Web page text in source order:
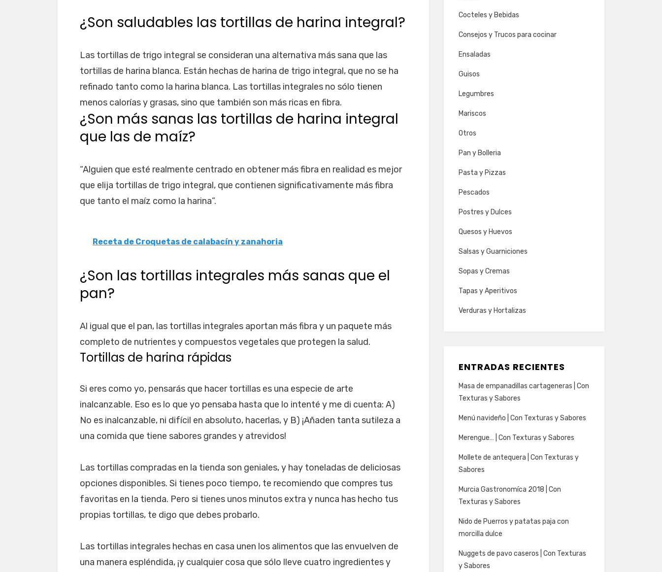
¿Son saludables las tortillas de harina integral?
Las tortillas de trigo integral se consideran una alternativa más sana que las
tortillas de harina blanca. Están hechas de harina de trigo integral, que no se ha
refinado tanto como la harina blanca. Las tortillas integrales no sólo tienen
menos calorías y grasas, sino que también son más ricas en fibra.
¿Son más sanas las tortillas de harina integral
que las de maíz?
“Alguien que esté realmente centrado en obtener más fibra en realidad es mejor
que elija tortillas de trigo integral, que contienen significativamente más fibra
que tanto el maíz como la harina”.
Receta de Croquetas de calabacín y zanahoria
¿Son las tortillas integrales más sanas que el
pan?
Al igual que el pan, las tortillas integrales aportan más fibra y un paquete más
completo de nutrientes y compuestos vegetales que protegen la salud.
Tortillas de harina rápidas
Si eres como yo, pensarás que hacer tortillas es una especie de arte
inalcanzable. Eso es lo que yo pensaba hasta que lo intenté y me di cuenta: A)
No es inalcanzable, ni difícil en absoluto, hacerlas, y B) ¡Añaden tanta sutileza a
una comida que tiene sabores grandes y atrevidos!
Las tortillas compradas en la tienda son geniales, y hay toneladas de deliciosas
opciones disponibles. Si tienes poco tiempo, te recomiendo que compres tus
favoritas en la tienda. Pero si tienes unos minutos extra y nunca has hecho tus
propias tortillas, te digo que debes probarlo.
Las tortillas integrales hechas en casa unen los alimentos que las envuelven de
una manera espléndida, ¡y cualquier cosa que sólo lleve cuatro ingredientes y
Cocteles y Bebidas
Consejos y Trucos para cocinar
Ensaladas
Guisos
Legumbres
Mariscos
Otros
Pan y Bolleria
Pasta y Pizzas
Pescados
Postres y Dulces
Quesos y Huevos
Salsas y Guarniciones
Sopas y Cremas
Tapas y Aperitivos
Verduras y Hortalizas
ENTRADAS RECIENTES
Masa de empanadillas cartageneras | Con
Texturas y Sabores
Menú navideño | Con Texturas y Sabores
Merengue… | Con Texturas y Sabores
Mollete de antequera | Con Texturas y
Sabores
Murcia Gastronomíca 2018 | Con
Texturas y Sabores
Nido de Puerros y patatas paja con
morcilla dulce
Nuggets de pavo caseros | Con Texturas
y Sabores